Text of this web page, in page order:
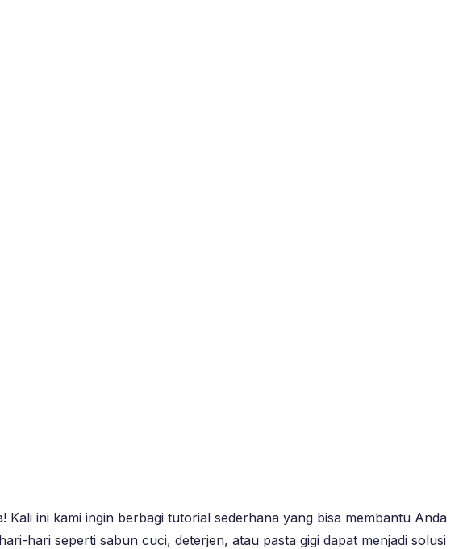
ini kami ingin berbagi tutorial sederhana yang bisa membantu Anda
hari seperti sabun cuci, deterjen, atau pasta gigi dapat menjadi solusi